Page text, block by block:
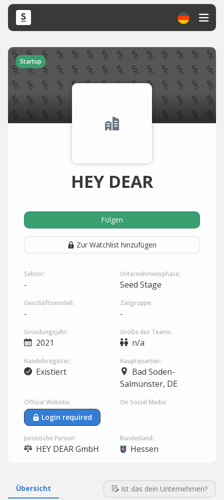
Startup
HEY DEAR
Folgen
Zur Watchlist hinzufügen
Sektor:
-
Unternehmensphase:
Seed Stage
Geschäftsmodell:
-
Zielgruppe:
-
Gründungsjahr:
2021
Größe des Teams:
n/a
Handelsregister:
Existiert
Hauptquartier:
Bad Soden-
Salmünster, DE
Official Website:
Login required
On Social Media:
Juristische Person:
HEY DEAR GmbH
Bundesland:
Hessen
Übersicht Ist das dein Unternehmen?